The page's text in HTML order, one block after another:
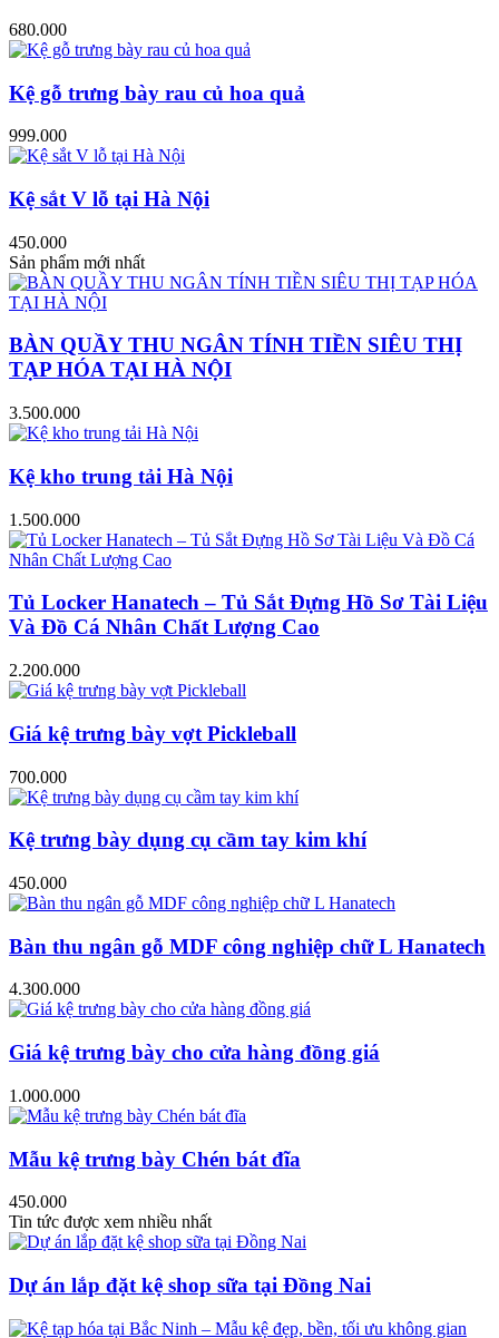
680.000
Kệ gỗ trưng bày rau củ hoa quả
999.000
Kệ sắt V lỗ tại Hà Nội
450.000
Sản phẩm mới nhất
BÀN QUẦY THU NGÂN TÍNH TIỀN SIÊU THỊ
TẠP HÓA TẠI HÀ NỘI
3.500.000
Kệ kho trung tải Hà Nội
1.500.000
Tủ Locker Hanatech – Tủ Sắt Đựng Hồ Sơ Tài Liệu
Và Đồ Cá Nhân Chất Lượng Cao
2.200.000
Giá kệ trưng bày vợt Pickleball
700.000
Kệ trưng bày dụng cụ cầm tay kim khí
450.000
Bàn thu ngân gỗ MDF công nghiệp chữ L Hanatech
4.300.000
Giá kệ trưng bày cho cửa hàng đồng giá
1.000.000
Mẫu kệ trưng bày Chén bát đĩa
450.000
Tin tức được xem nhiều nhất
Dự án lắp đặt kệ shop sữa tại Đồng Nai